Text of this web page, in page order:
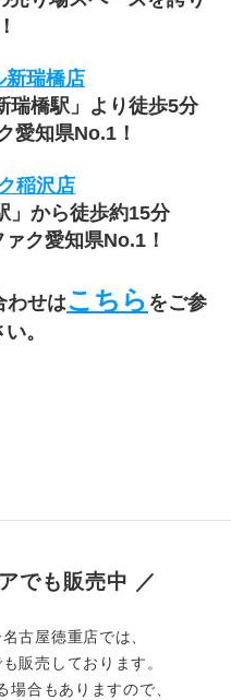
新瑞橋店
瑞橋駅」より徒歩5分
愛知県No.1！
稲沢店
」から徒歩約15分
ク愛知県No.1！
わせはこちら をご参
。
でも販売中 ／
古屋徳重店では、
販売しております。
場合もありますので、